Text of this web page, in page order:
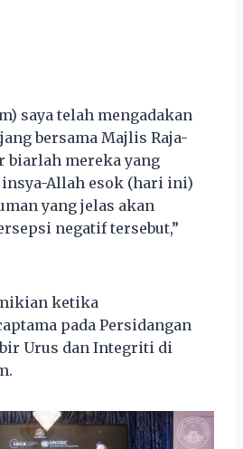
saya telah mengadakan
bersama Majlis Raja-
biarlah mereka yang
Allah esok (hari ini)
yang jelas akan
negatif tersebut,”
ketika
pada Persidangan
Urus dan Integriti di